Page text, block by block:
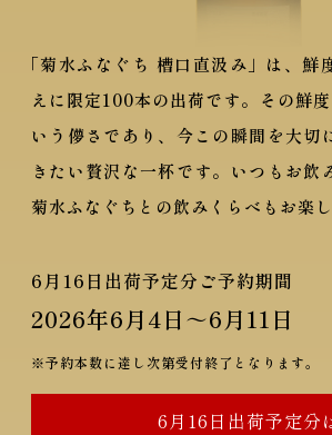
「菊水ふなぐち 槽口直汲み」は、鮮
えに限定100本の出荷です。
その鮮
いう儚さであり、 今この瞬間を大切
きたい贅沢な一杯です。 いつもお飲
菊水ふなぐちとの飲みくらべもお楽し
6月16日 出荷予定分ご予約期間
2026年6月4日～6月11日
※予約本数に達し次第受付終了となります。
6月16日 出荷予定分